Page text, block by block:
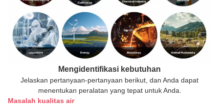
Mengidentifikasi kebutuhan
Jelaskan pertanyaan-pertanyaan berikut, dan Anda dapat
menentukan peralatan yang tepat untuk Anda.
Masalah kualitas air